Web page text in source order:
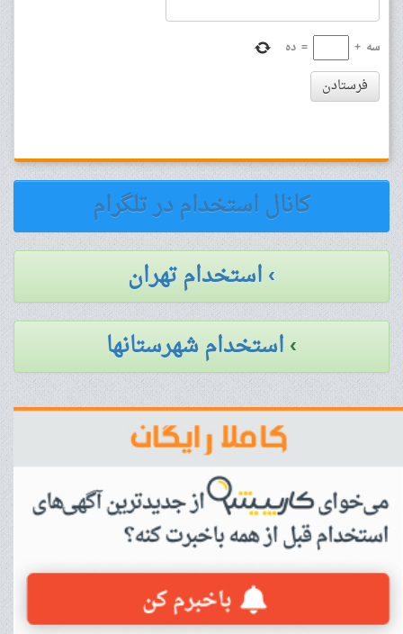
سه +
= ده
فرستادن
کانال استخدام در تلگرام
› استخدام تهران
›استخدام شهرستانها